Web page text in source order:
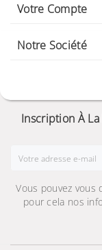
Votre Compte
Notre Société
Inscription À
Vous pouvez
pour cela nos